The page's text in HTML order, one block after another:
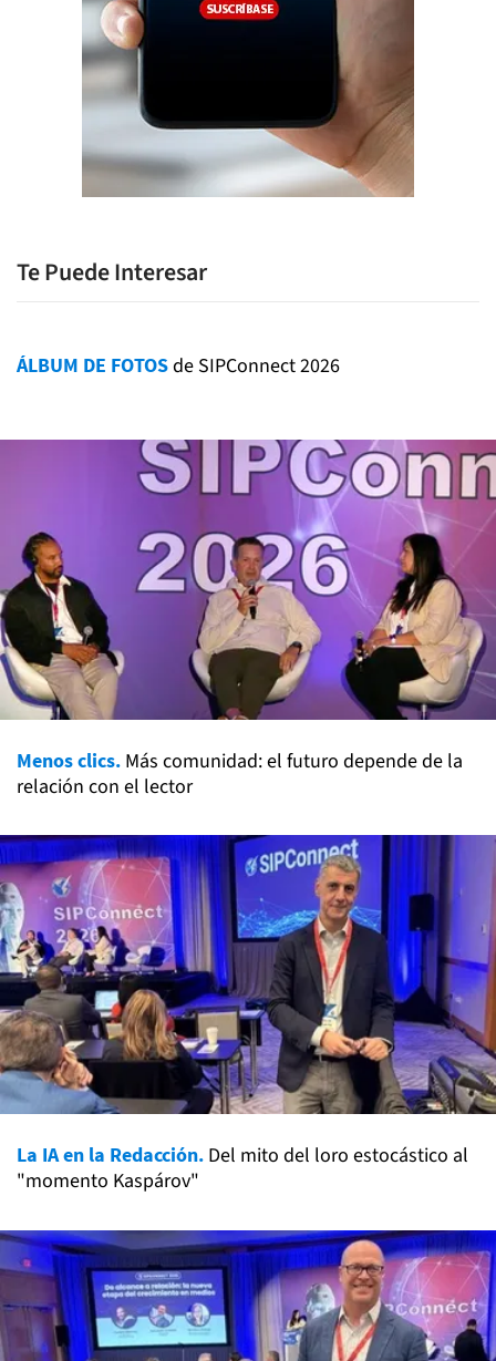
Te Puede Interesar
ÁLBUM DE FOTOSde SIPConnect 2026
Menos clics. Más comunidad: el futuro depende de la
relación con el lector
La IA en la Redacción. Del mito del loro estocástico al
"momento Kaspárov"